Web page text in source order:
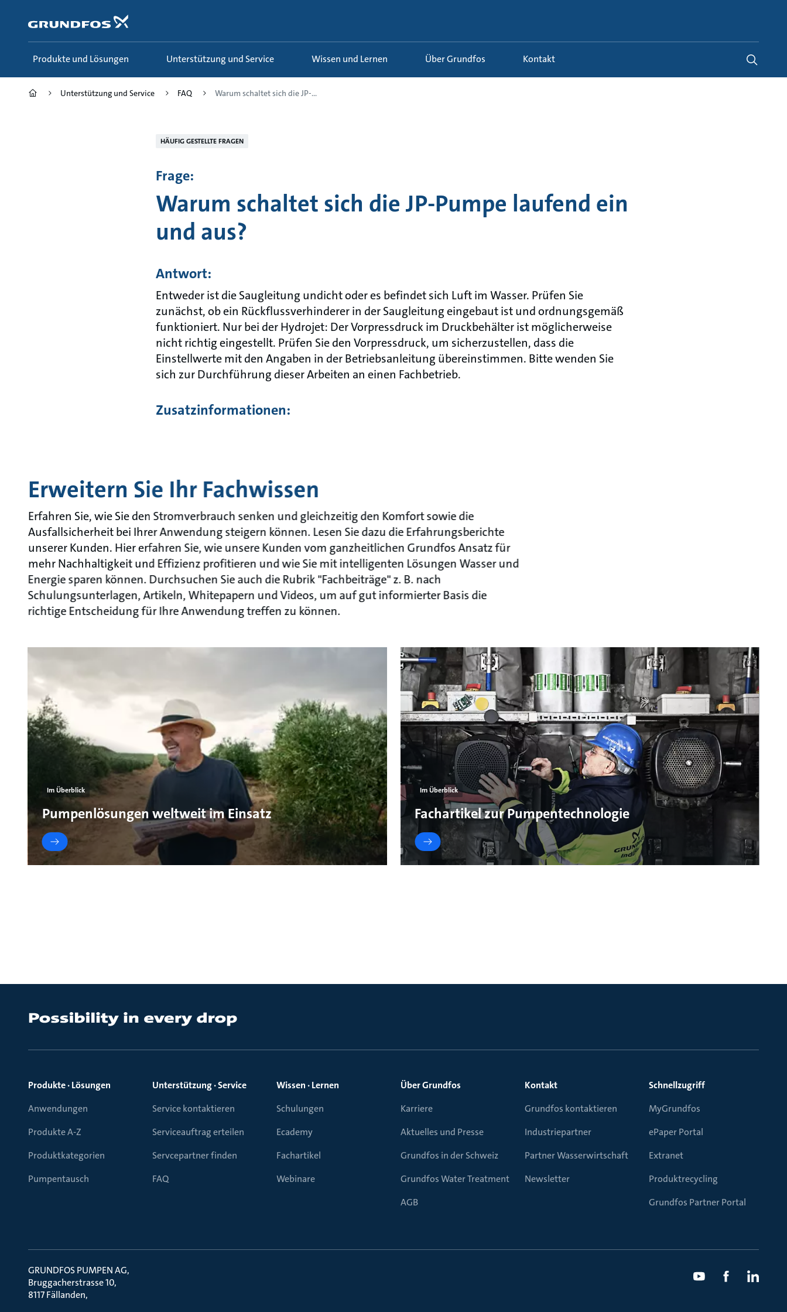
springen
Produkte und Lösungen Unterstützung und Service Wissen und Lernen Über Grundfos Kontakt
Unterstützung und Service FAQ Warum schaltet sich die JP-...
HÄUFIG GESTELLTE FRAGEN
Frage:
Warum schaltet sich die JP-Pumpe laufend ein
und aus?
Antwort:
Entweder ist die Saugleitung undicht oder es befindet sich Luft im Wasser. Prüfen Sie
zunächst, ob ein Rückflussverhinderer in der Saugleitung eingebaut ist und ordnungsgemäß
funktioniert. Nur bei der Hydrojet: Der Vorpressdruck im Druckbehälter ist möglicherweise
nicht richtig eingestellt. Prüfen Sie den Vorpressdruck, um sicherzustellen, dass die
Einstellwerte mit den Angaben in der Betriebsanleitung übereinstimmen. Bitte wenden Sie
sich zur Durchführung dieser Arbeiten an einen Fachbetrieb.
Zusatzinformationen:
Erweitern Sie Ihr Fachwissen
Erfahren Sie, wie Sie den Stromverbrauch senken und gleichzeitig den Komfort sowie die
Ausfallsicherheit bei Ihrer Anwendung steigern können. Lesen Sie dazu die Erfahrungsberichte
unserer Kunden. Hier erfahren Sie, wie unsere Kunden vom ganzheitlichen Grundfos Ansatz für
mehr Nachhaltigkeit und Effizienz profitieren und wie Sie mit intelligenten Lösungen Wasser und
Energie sparen können. Durchsuchen Sie auch die Rubrik "Fachbeiträge" z. B. nach
Schulungsunterlagen, Artikeln, Whitepapern und Videos, um auf gut informierter Basis die
richtige Entscheidung für Ihre Anwendung treffen zu können.
Im Überblick
Pumpenlösungen weltweit im Einsatz
Im Überblick
Fachartikel zur Pumpentechnologie
Produkte · Lösungen
Anwendungen
Produkte A-Z
Produktkategorien
Pumpentausch
Unterstützung · Service
Service kontaktieren
Serviceauftrag erteilen
Servcepartner finden
FAQ
Wissen · Lernen
Schulungen
Ecademy
Fachartikel
Webinare
Über Grundfos
Karriere
Aktuelles und Presse
Grundfos in der Schweiz
Grundfos Water Treatment
AGB
Kontakt
Grundfos kontaktieren
Industriepartner
Partner Wasserwirtschaft
Newsletter
Schnellzugriff
MyGrundfos
ePaper Portal
Extranet
Produktrecycling
Grundfos Partner Portal
GRUNDFOS PUMPEN AG
Bruggacherstrasse 10
8117 Fällanden